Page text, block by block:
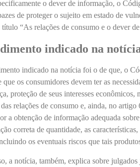
o dever de informação, o
de proteger o sujeito em estado de
título “As relações de consumo e o dever
indicado na
indicado na notícia foi o de que, o
que os consumidores devem ter as
proteção de seus interesses
relações de consumo e, ainda, no
a obtenção de informação adequada
correta de quantidade, as
os eventuais riscos que tais
a notícia, também, explica sobre